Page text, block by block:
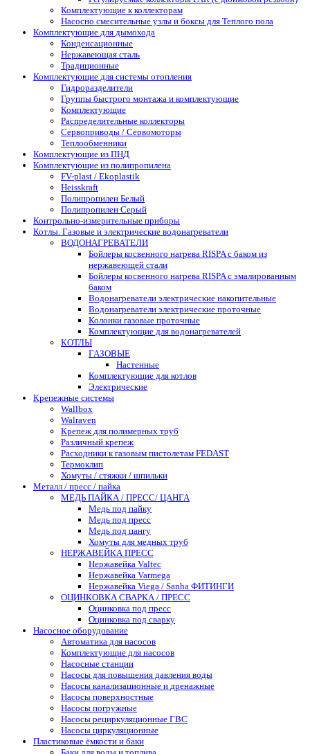
Комплектующие к коллекторам
Насосно смесительные узлы и боксы для Теплого пола
Комплектующие для дымохода
Конденсационные
Нержавеющая сталь
Традиционные
Комплектующие для системы отопления
Гидроразделители
Группы быстрого монтажа и комплектующие
Комплектующие
Распределительные коллекторы
Сервоприводы / Сервомоторы
Теплообменники
Комплектующие из ПНД
Комплектующие из полипропилена
FV-plast / Ekoplastik
Heisskraft
Полипропилен Белый
Полипропилен Серый
Контрольно-измерительные приборы
Котлы. Газовые и электрические водонагреватели
ВОДОНАГРЕВАТЕЛИ
Бойлеры косвенного нагрева RISPA с баком из
нержавеющей стали
Бойлеры косвенного нагрева RISPA с эмалированным
баком
Водонагреватели электрические накопительные
Водонагреватели электрические проточные
Колонки газовые проточные
Комплектующие для водонагревателей
КОТЛЫ
ГАЗОВЫЕ
Настенные
Комплектующие для котлов
Электрические
Крепежные системы
Wallbox
Walraven
Крепеж для полимерных труб
Различный крепеж
Расходники к газовым пистолетам FEDAST
Термоклип
Хомуты / стяжки / шпильки
Металл / пресс / пайка
МЕДЬ ПАЙКА / ПРЕСС/ ЦАНГА
Медь под пайку
Медь под пресс
Медь под цангу
Хомуты для медных труб
НЕРЖАВЕЙКА ПРЕСС
Нержавейка Valtec
Нержавейка Varmega
Нержавейка Viega / Sanha ФИТИНГИ
ОЦИНКОВКА СВАРКА / ПРЕСС
Оцинковка под пресс
Оцинковка под сварку
Насосное оборудование
Автоматика для насосов
Комплектующие для насосов
Насосные станции
Насосы для повышения давления воды
Насосы канализационные и дренажные
Насосы поверхностные
Насосы погружные
Насосы рециркуляционные ГВС
Насосы циркуляционные
Пластиковые ёмкости и баки